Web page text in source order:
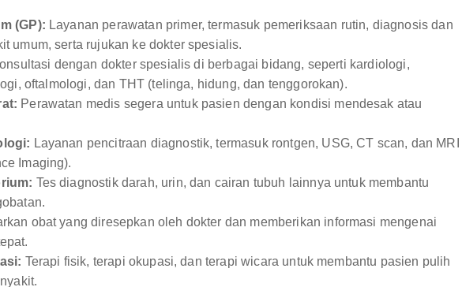
(GP): Layanan perawatan primer, termasuk pemeriksaan rutin, diagnosis dan
umum, serta rujukan ke dokter spesialis.
dengan dokter spesialis di berbagai bidang, seperti kardiologi,
oftalmologi, dan THT (telinga, hidung, dan tenggorokan).
Perawatan medis segera untuk pasien dengan kondisi mendesak atau
Layanan pencitraan diagnostik, termasuk rontgen, USG, CT scan, dan MRI
Imaging).
Tes diagnostik darah, urin, dan cairan tubuh lainnya untuk membantu
obat yang diresepkan oleh dokter dan memberikan informasi mengenai
Terapi fisik, terapi okupasi, dan terapi wicara untuk membantu pasien pulih